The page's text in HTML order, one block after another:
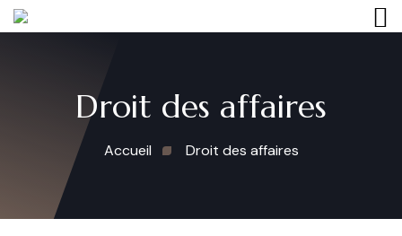
Droit des affaires
Accueil Droit des affaires